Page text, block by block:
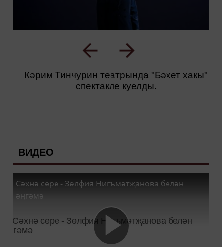
Кәрим Тинчурин театрында "Бәхет хакы"
спектакле куелды.
ВИДЕО
Сәхнә сере - Зөлфия Нигъмәтҗанова белән
әңгәмә